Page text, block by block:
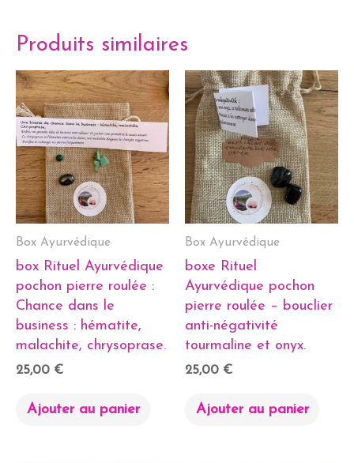
Produits similaires
Box Ayurvédique
box Rituel Ayurvédique
pochon pierre roulée :
Chance dans le
business : hématite,
malachite, chrysoprase.
25,00 €
Ajouter au panier
Box Ayurvédique
boxe Rituel
Ayurvédique pochon
pierre roulée – bouclier
anti-négativité
tourmaline et onyx.
25,00 €
Ajouter au panier